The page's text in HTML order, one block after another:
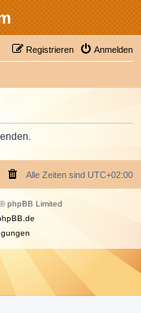
Anmelden
Registrieren
Alle Zeiten sind UTC+02:00
phpBB Limited